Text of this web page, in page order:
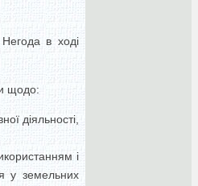
в ході
щодо:
діяльності,
і
у земельних